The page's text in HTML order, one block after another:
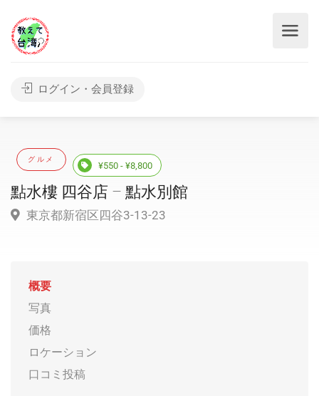
ログイン・会員登録
グルメ
¥550 - ¥8,800
點水樓 四谷店 – 點水別館
東京都新宿区四谷3-13-23
概要
写真
価格
ロケーション
口コミ投稿